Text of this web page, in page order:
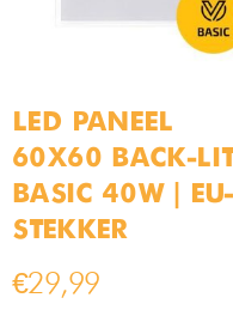
LED PANEEL
60X60 BACK-LIT
BASIC 40W | EU-
STEKKER
€29,99